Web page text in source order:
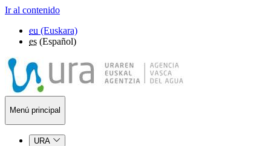
Ir al contenido
eu (Euskara)
es (Español)
Menú principal
URA